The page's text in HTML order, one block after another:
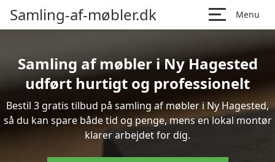
Samling-af-møbler.dk Menu
Samling af møbler i Ny Hagested
udført hurtigt og professionelt
Bestil 3 gratis tilbud på samling af møbler i Ny Hagested,
så du kan spare både tid og penge, mens en lokal montør
klarer arbejdet for dig.